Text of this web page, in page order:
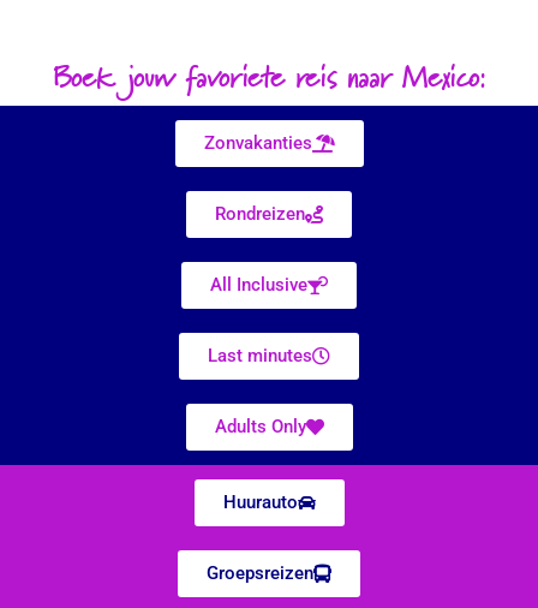
Boek jouw favoriete reis naar Mexico:
Zonvakanties
Rondreizen
All Inclusive
Last minutes
Adults Only
Huurauto
Groepsreizen